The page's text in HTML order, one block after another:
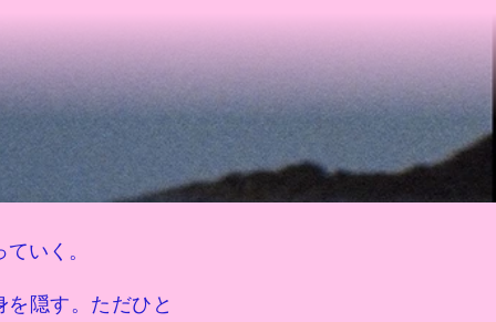
いく。
隠す。ただひと